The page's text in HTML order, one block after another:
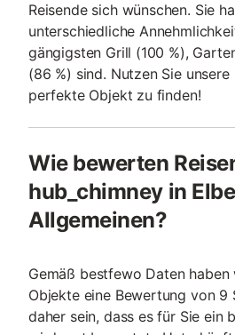
Reisende sich wünschen. Sie
unterschiedliche
gängigsten Grill (100 %),
(86 %) sind. Nutzen Sie unsere
perfekte Objekt zu finden!
Wie bewerten
hub_chimney in
Allgemeinen?
Gemäß bestfewo Daten
Objekte eine Bewertung von 9
daher sein, dass es für Sie ein